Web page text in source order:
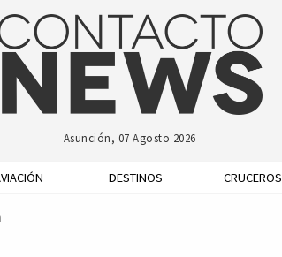
Asunción, 07 Agosto 2026
DESTINOS CRUCEROS